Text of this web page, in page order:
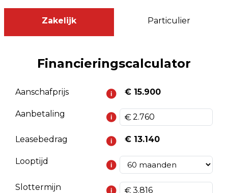
Zakelijk Particulier
Financieringscalculator
Aanschafprijs € 15.900
Aanbetaling
Leasebedrag € 13.140
Looptijd
Slottermijn